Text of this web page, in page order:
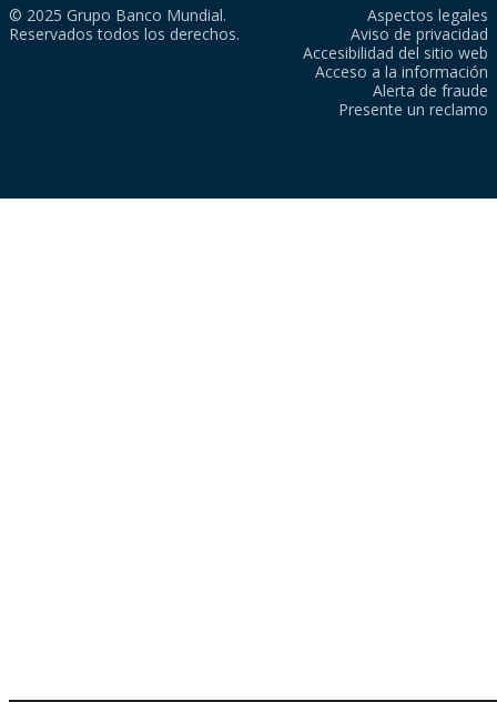
© 2025 Grupo Banco Mundial.
Reservados todos los derechos.
Aspectos legales
Aviso de privacidad
Accesibilidad del sitio web
Acceso a la información
Alerta de fraude
Presente un reclamo